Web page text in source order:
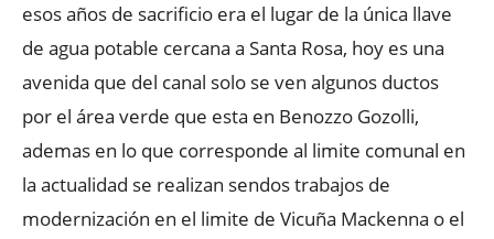
esos años de sacrificio era el lugar de la única llave
de agua potable cercana a Santa Rosa, hoy es una
avenida que del canal solo se ven algunos ductos
por el área verde que esta en Benozzo Gozolli,
ademas en lo que corresponde al limite comunal en
la actualidad se realizan sendos trabajos de
modernización en el limite de Vicuña Mackenna o el